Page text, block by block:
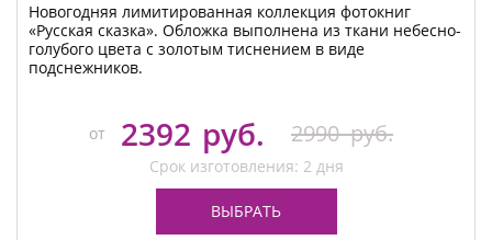
Новогодняя лимитированная коллекция фотокниг
«Русская сказка». Обложка выполнена из ткани небесно-
голубого цвета с золотым тиснением в виде
подснежников.
от 2392 руб. 2990 руб.
Срок изготовления: 2 дня
ВЫБРАТЬ